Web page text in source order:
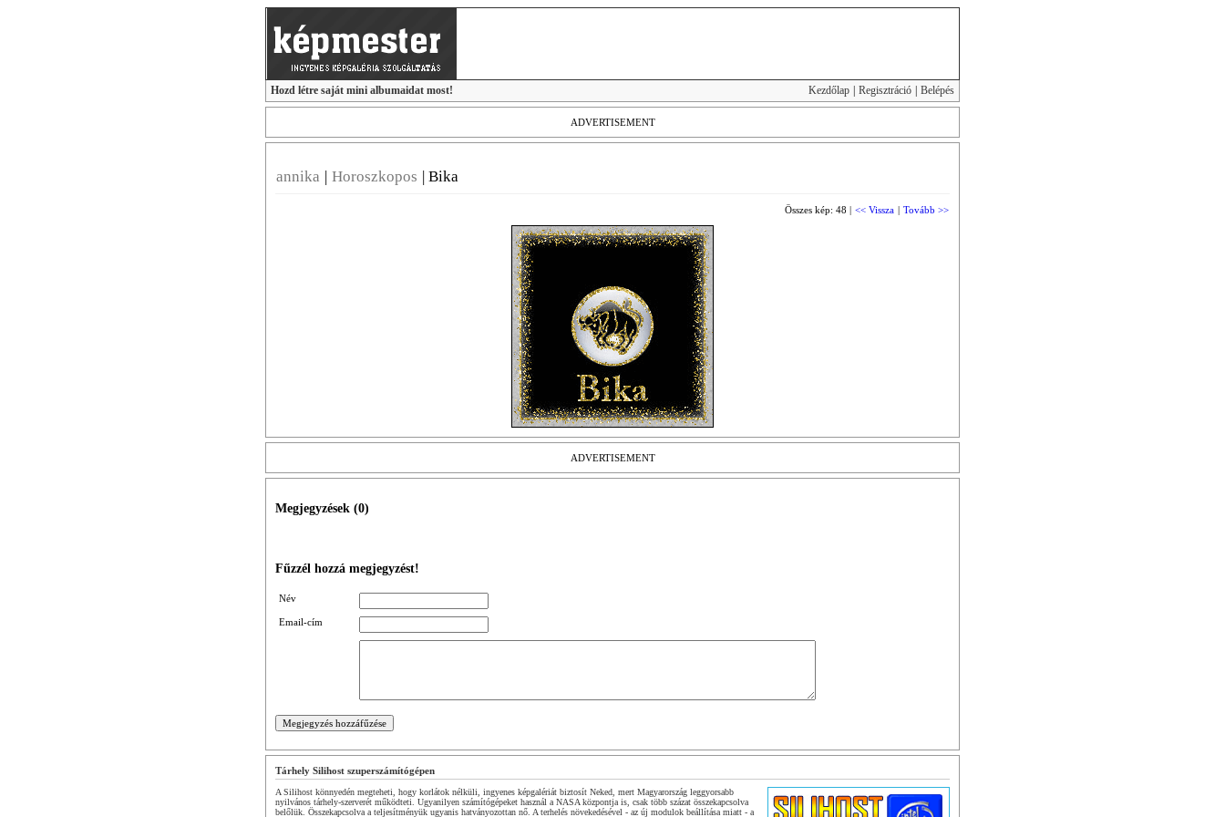
Hozd létre saját mini albumaidat most! Kezdőlap Regisztráció Belépés
ADVERTISEMENT
annika | Horoszkopos | Bika
Összes kép: 48 | << Vissza | Tovább >>
ADVERTISEMENT
Megjegyzések (0)
Fűzzél hozzá megjegyzést!
Név
Email-cím
Tárhely Silihost szuperszámítógépen
A Silihost könnyedén megteheti, hogy korlátok nélküli, ingyenes képgalériát biztosít Neked, mert Magyarország leggyorsabb
nyilvános tárhely-szerverét működteti. Ugyanilyen számítógépeket használ a NASA központja is, csak több százat összekapcsolva
belőlük. Összekapcsolva a teljesítményük ugyanis hatványozottan nő. A terhelés növekedésével - az új modulok beállítása miatt - a